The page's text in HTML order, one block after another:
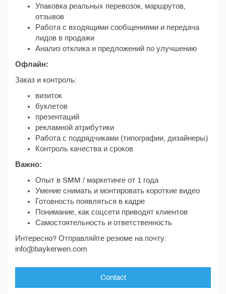
Упаковка реальных перевозок, маршрутов,
отзывов
Работа с входящими сообщениями и передача
лидов в продажи
Анализ отклика и предложений по улучшению
Офлайн:
Заказ и контроль:
визиток
буклетов
презентаций
рекламной атрибутики
Работа с подрядчиками (типографии, дизайнеры)
Контроль качества и сроков
Важно:
Опыт в SMM / маркетинге от 1 года
Умение снимать и монтировать короткие видео
Готовность появляться в кадре
Понимание, как соцсети приводят клиентов
Самостоятельность и ответственность
Интересно? Отправляйте резюме на почту:
info@baykerwen.com
Contact